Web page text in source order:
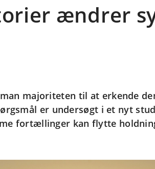
ændrer
majoriteten til at erkende
er undersøgt i et nyt
fortællinger kan flytte